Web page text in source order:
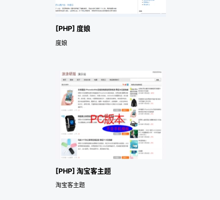
[PHP] 度娘
度娘
[PHP] 淘宝客主题
淘宝客主题